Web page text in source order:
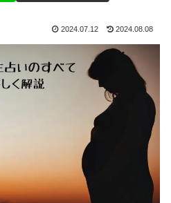
2024.07.12 2024.08.08